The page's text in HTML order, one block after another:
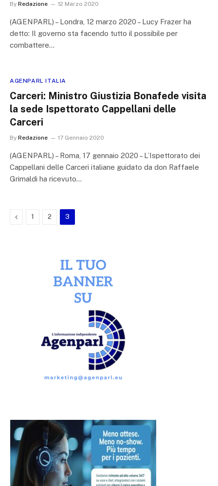
By Redazione 12 Marzo 2020
(AGENPARL) – Londra, 12 marzo 2020 – Lucy Frazer ha
detto: Il governo sta facendo tutto il possibile per
combattere…
AGENPARL ITALIA
Carceri: Ministro Giustizia Bonafede visita
la sede Ispettorato Cappellani delle
Carceri
By Redazione 17 Gennaio 2020
(AGENPARL) – Roma, 17 gennaio 2020 – L’Ispettorato dei
Cappellani delle Carceri italiane guidato da don Raffaele
Grimaldi ha ricevuto…
Previous
1 2 3